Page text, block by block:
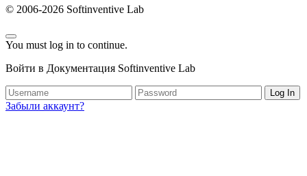
© 2006-2026 Softinventive Lab
You must log in to continue.
Войти в Документация Softinventive Lab
Log In
Забыли аккаунт?